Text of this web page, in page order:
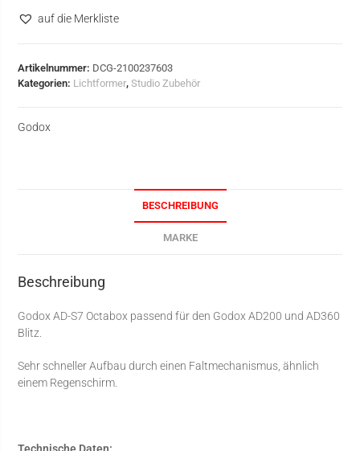
auf die Merkliste
Artikelnummer: DCG-2100237603
Kategorien: Lichtformer,Studio Zubehör
Godox
BESCHREIBUNG
MARKE
Beschreibung
Godox AD-S7 Octabox passend für den Godox AD200 und AD360
Blitz.
Sehr schneller Aufbau durch einen Faltmechanismus, ähnlich
einem Regenschirm.